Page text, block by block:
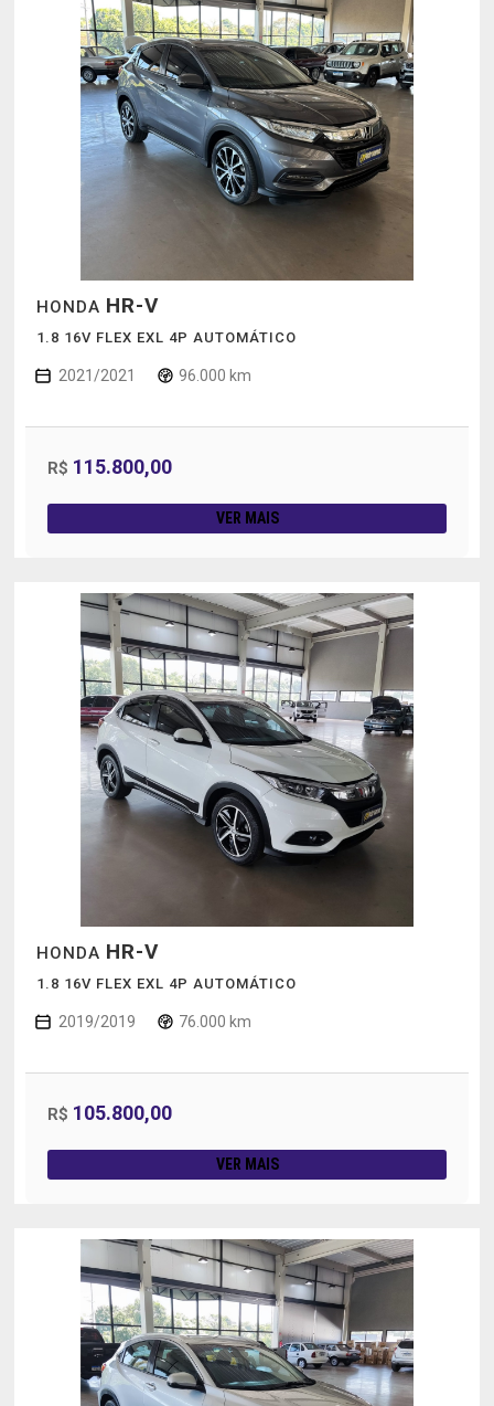
HONDA HR-V
1.8 16V FLEX EXL 4P AUTOMÁTICO
2021/2021 96.000 km
R$ 115.800,00
VER MAIS
HONDA HR-V
1.8 16V FLEX EXL 4P AUTOMÁTICO
2019/2019 76.000 km
R$ 105.800,00
VER MAIS